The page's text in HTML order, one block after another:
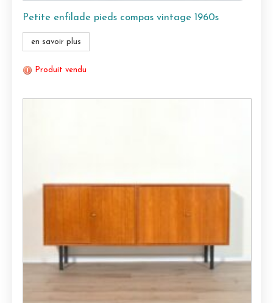
Petite enfilade pieds compas vintage 1960s
en savoir plus
Produit vendu